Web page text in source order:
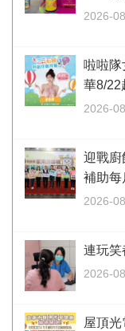
2026-
啦啦
華8/22
2026-
迎戰
補助
2026-
連玩
2026-
屋頂